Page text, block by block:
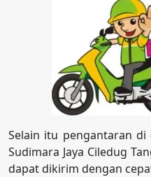
Selain itu pengantaran
Sudimara Jaya Ciledug
dapat dikirim dengan